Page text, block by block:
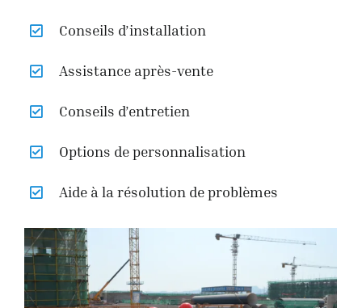
Conseils d’installation
Assistance après-vente
Conseils d’entretien
Options de personnalisation
Aide à la résolution de problèmes